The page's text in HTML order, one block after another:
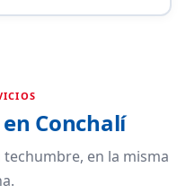
Conchalí
en la misma